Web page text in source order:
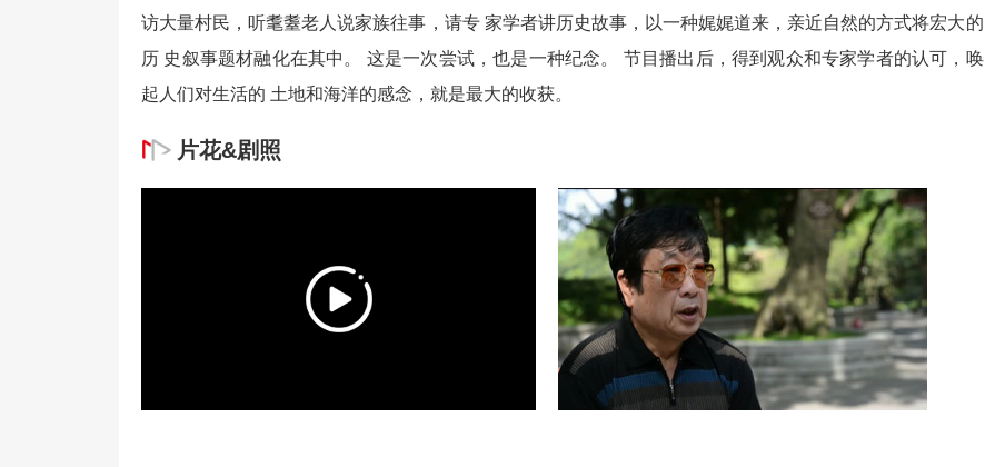
访大量村民，听耄耋老人说家族往事，请专 家学者讲历史故事，以一种娓娓道来，亲近自然的方式将宏大的
历 史叙事题材融化在其中。 这是一次尝试，也是一种纪念。 节目播出后，得到观众和专家学者的认可，唤
起人们对生活的 土地和海洋的感念，就是最大的收获。
片花&剧照